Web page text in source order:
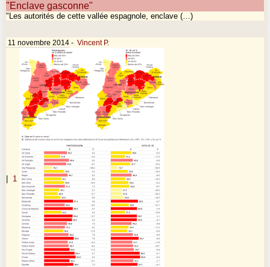
"Enclave gasconne"
"Les autorités de cette vallée espagnole, enclave (…)
11 novembre 2014 - Vincent P.
1